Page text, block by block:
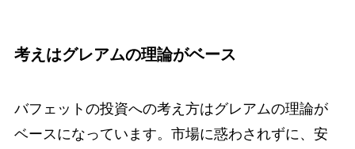
考えはグレアムの理論がベース
バフェットの投資への考え方はグレアムの理論が
ベースになっています。市場に惑わされずに、安